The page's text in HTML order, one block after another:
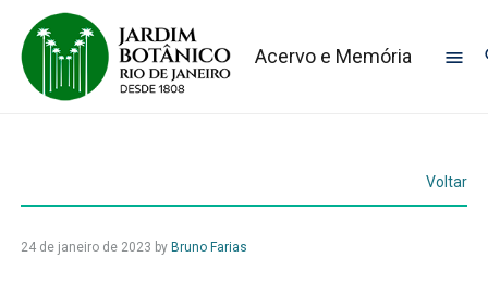
Acervo e Memória
Voltar
24 de janeiro de 2023 by Bruno Farias